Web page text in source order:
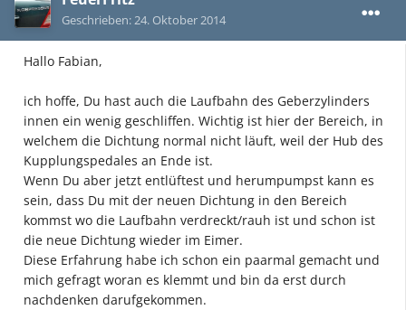
Geschrieben:24. Oktober 2014
Hallo Fabian,
ich hoffe, Du hast auch die Laufbahn des Geberzylinders
innen ein wenig geschliffen. Wichtig ist hier der Bereich, in
welchem die Dichtung normal nicht läuft, weil der Hub des
Kupplungspedales an Ende ist.
Wenn Du aber jetzt entlüftest und herumpumpst kann es
sein, dass Du mit der neuen Dichtung in den Bereich
kommst wo die Laufbahn verdreckt/rauh ist und schon ist
die neue Dichtung wieder im Eimer.
Diese Erfahrung habe ich schon ein paarmal gemacht und
mich gefragt woran es klemmt und bin da erst durch
nachdenken darufgekommen.